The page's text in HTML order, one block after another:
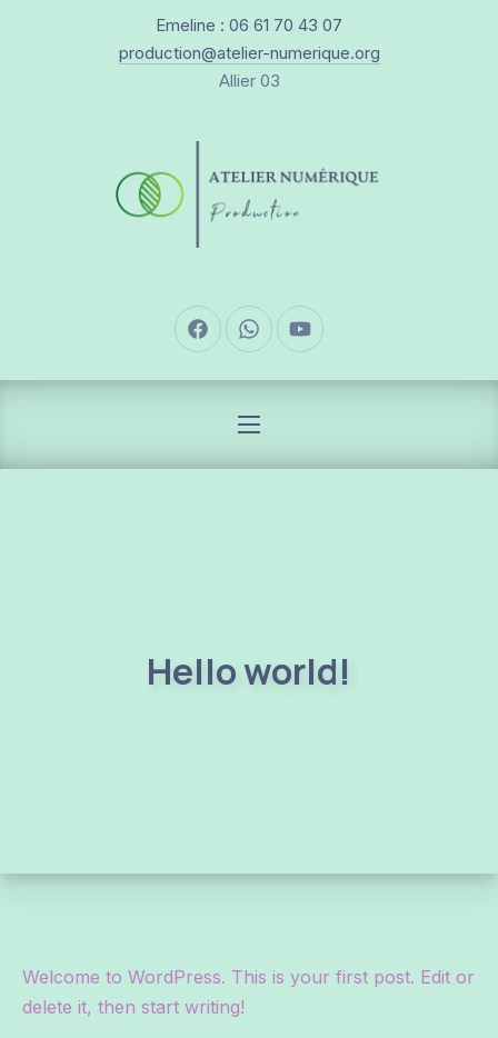
Emeline : 06 61 70 43 07
production@atelier-numerique.org
Allier 03
New Window
New WindowNew Window
NAVIGATION
Hello world!
Welcome to WordPress. This is your first post. Edit or
delete it, then start writing!